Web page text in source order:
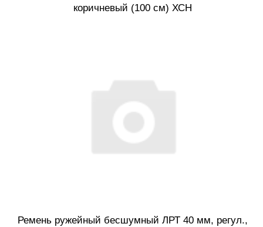
коричневый (100 см) ХСН
Ремень ружейный бесшумный ЛРТ 40 мм, регул.,